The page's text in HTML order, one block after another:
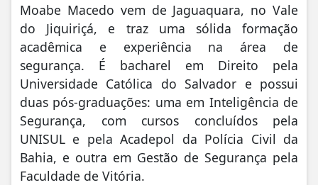
Moabe Macedo vem de Jaguaquara, no Vale
do Jiquiriçá, e traz uma sólida formação
acadêmica e experiência na área de
segurança. É bacharel em Direito pela
Universidade Católica do Salvador e possui
duas pós-graduações: uma em Inteligência de
Segurança, com cursos concluídos pela
UNISUL e pela Acadepol da Polícia Civil da
Bahia, e outra em Gestão de Segurança pela
Faculdade de Vitória.